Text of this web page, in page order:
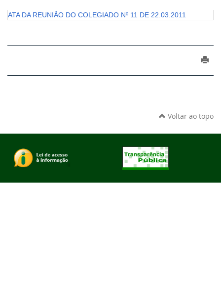
ATA DA REUNIÃO DO COLEGIADO Nº 11 DE 22.03.2011
Voltar ao topo